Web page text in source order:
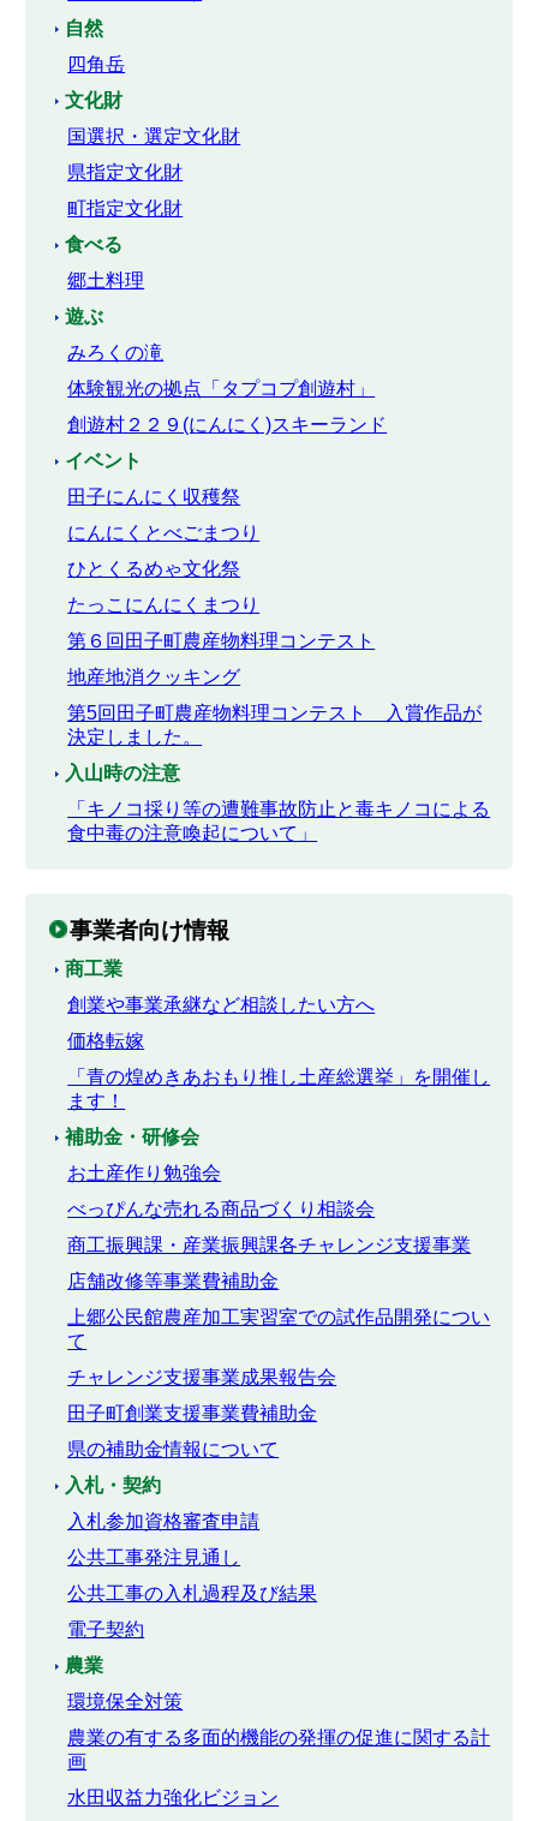
自然
四角岳
文化財
国選択・選定文化財
県指定文化財
町指定文化財
食べる
郷土料理
遊ぶ
みろくの滝
体験観光の拠点「タプコプ創遊村」
創遊村２２９(にんにく)スキーランド
イベント
田子にんにく収穫祭
にんにくとべごまつり
ひとくるめゃ文化祭
たっこにんにくまつり
第６回田子町農産物料理コンテスト
地産地消クッキング
第5回田子町農産物料理コンテスト 入賞作品が
決定しました。
入山時の注意
「キノコ採り等の遭難事故防止と毒キノコによる
食中毒の注意喚起について」
事業者向け情報
商工業
創業や事業承継など相談したい方へ
価格転嫁
「青の煌めきあおもり推し土産総選挙」を開催し
ます！
補助金・研修会
お土産作り勉強会
べっぴんな売れる商品づくり相談会
商工振興課・産業振興課各チャレンジ支援事業
店舗改修等事業費補助金
上郷公民館農産加工実習室での試作品開発につい
て
チャレンジ支援事業成果報告会
田子町創業支援事業費補助金
県の補助金情報について
入札・契約
入札参加資格審査申請
公共工事発注見通し
公共工事の入札過程及び結果
電子契約
農業
環境保全対策
農業の有する多面的機能の発揮の促進に関する計
画
水田収益力強化ビジョン